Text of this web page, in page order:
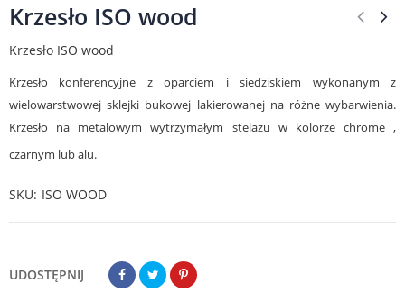
Krzesło ISO wood
Krzesło ISO wood
Krzesło konferencyjne z oparciem i siedziskiem wykonanym z
wielowarstwowej sklejki bukowej lakierowanej na różne wybarwienia.
Krzesło na metalowym wytrzymałym stelażu w kolorze chrome ,
czarnym lub alu.
SKU ISO WOOD
UDOSTĘPNIJ